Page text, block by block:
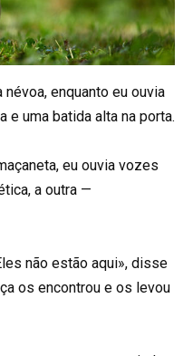
enquanto eu ouvia
uma batida alta na porta.
eu ouvia vozes
a outra —
não estão aqui», disse
os encontrou e os levou